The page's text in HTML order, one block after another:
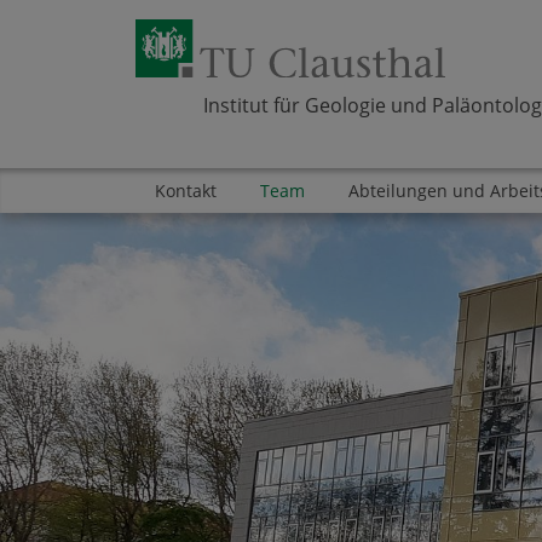
Zum Inhalt springen
Institut für Geologie und
Kontakt Team Abteilungen und